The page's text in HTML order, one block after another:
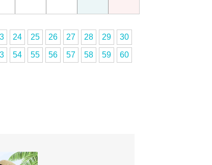
24 25 26 27 28 29 30
54 55 56 57 58 59 60